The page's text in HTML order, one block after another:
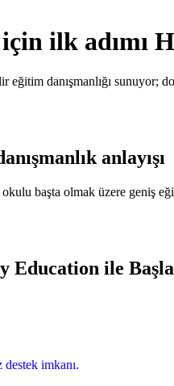
ilk adımı
eğitim danışmanlığı
anlayışı
başta olmak üzere geniş
ile
imkanı.